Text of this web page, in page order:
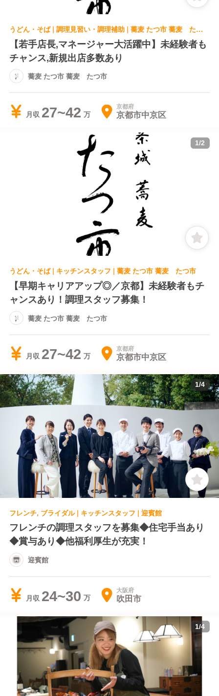
うどん・そば | 調理見習い・調理補助 | 蕎麦 たつ市 蕎麦 たつ市
【若手店長,マネージャー大活躍中】未経験者も
チャンス,新規出店多数あり
蕎麦 たつ市 蕎麦 たつ市
月収 27~42 京都府
京都市中京区
1/2
うどん・そば | キッチンスタッフ | 蕎麦 たつ市 蕎麦 たつ市
【早期キャリアアップ◎／京都】未経験者もチ
ャンスあり！調理スタッフ募集！
蕎麦 たつ市 蕎麦 たつ市
月収 27~42 京都府
京都市中京区
1/4
フレンチ, ブライダル | キッチンスタッフ | 迎賓館
フレンチの調理スタッフを募集◆住宅手当あり
◆賞与あり◆他福利厚生が充実！
迎賓館
月収 24~30 大阪府
吹田市
1/4